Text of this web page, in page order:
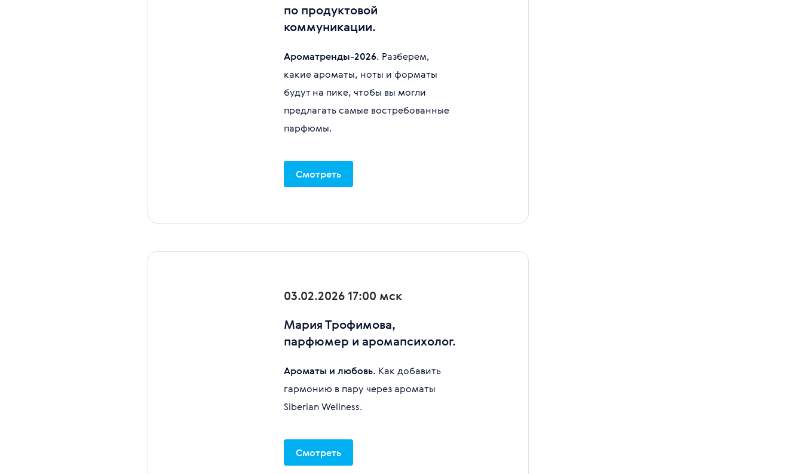
по продуктовой
коммуникации.
Ароматренды-2026. Разберем,
какие ароматы, ноты и форматы
будут на пике, чтобы вы могли
предлагать самые востребованные
парфюмы.
Смотреть
03.02.2026 17:00 мск
Мария Трофимова,
парфюмер и аромапсихолог.
Ароматы и любовь. Как добавить
гармонию в пару через ароматы
Siberian Wellness.
Смотреть